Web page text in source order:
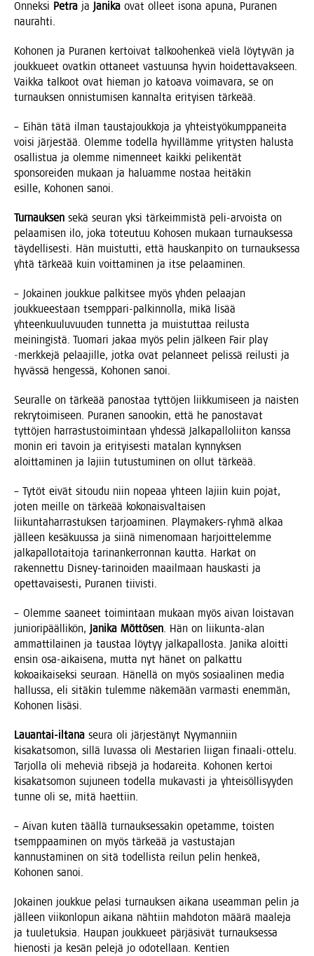
Onnek­si Pet­ra ja Jani­ka ovat olleet iso­na apu­na, Pura­nen
naurahti.
Koho­nen ja Pura­nen ker­toi­vat tal­koo­hen­keä vie­lä löy­ty­vän ja
jouk­ku­eet ovat­kin otta­neet vas­tuun­sa hyvin hoi­det­ta­vak­seen.
Vaik­ka tal­koot ovat hie­man jo katoa­va voi­ma­va­ra, se on
tur­nauk­sen onnis­tu­mi­sen kan­nal­ta eri­tyi­sen tärkeää.
– Eihän tätä ilman taus­ta­jouk­ko­ja ja yhteis­työ­kump­pa­nei­ta
voi­si jär­jes­tää. Olem­me todel­la hyvil­läm­me yri­tys­ten halus­ta
osal­lis­tua ja olem­me nimen­neet kaik­ki peli­ken­tät
spon­so­rei­den mukaan ja haluam­me nos­taa hei­tä­kin
esil­le, Koho­nen sanoi.
Tur­nauk­sen sekä seu­ran yksi tär­keim­mis­tä peli-arvois­ta on
pelaa­mi­sen ilo, joka toteu­tuu Koho­sen mukaan tur­nauk­ses­sa
täy­del­li­ses­ti. Hän muis­tut­ti, että haus­kan­pi­to on tur­nauk­ses­sa
yhtä tär­ke­ää kuin voit­ta­mi­nen ja itse pelaaminen.
– Jokai­nen jouk­kue pal­kit­see myös yhden pelaa­jan
jouk­ku­ees­taan tsemp­pa­ri-pal­kin­nol­la, mikä lisää
yhteen­kuu­lu­vuu­den tun­net­ta ja muis­tut­taa rei­lus­ta
mei­nin­gis­tä. Tuo­ma­ri jakaa myös pelin jäl­keen Fair play
‑merk­ke­jä pelaa­jil­le, jot­ka ovat pelan­neet pelis­sä rei­lus­ti ja
hyväs­sä hen­ges­sä, Koho­nen sanoi.
Seu­ral­le on tär­ke­ää panos­taa tyt­tö­jen liik­ku­mi­seen ja nais­ten
rek­ry­toi­mi­seen. Pura­nen sanoo­kin, että he panos­ta­vat
tyt­tö­jen har­ras­tus­toi­min­taan yhdes­sä Jal­ka­pal­lo­lii­ton kans­sa
monin eri tavoin ja eri­tyi­ses­ti mata­lan kyn­nyk­sen
aloit­ta­mi­nen ja lajiin tutus­tu­mi­nen on ollut tärkeää.
– Tytöt eivät sitou­du niin nope­aa yhteen lajiin kuin pojat,
joten meil­le on tär­ke­ää koko­nais­val­tai­sen
lii­kun­ta­har­ras­tuk­sen tar­joa­mi­nen. Play­ma­kers-ryh­mä alkaa
jäl­leen kesä­kuus­sa ja sii­nä nime­no­maan har­joit­te­lem­me
jal­ka­pal­lo­tai­to­ja tari­nan­ker­ron­nan kaut­ta. Har­kat on
raken­net­tu Dis­ney-tari­noi­den maa­il­maan haus­kas­ti ja
opet­ta­vai­ses­ti, Pura­nen tiivisti.
– Olem­me saa­neet toi­min­taan mukaan myös aivan lois­ta­van
junio­ri­pääl­li­kön, Jani­ka Möt­tö­sen. Hän on lii­kun­ta-alan
ammat­ti­lai­nen ja taus­taa löy­tyy jal­ka­pal­los­ta. Jani­ka aloit­ti
ensin osa-aikai­se­na, mut­ta nyt hänet on pal­kat­tu
kokoai­kai­sek­si seu­raan. Hänel­lä on myös sosi­aa­li­nen media
hal­lus­sa, eli sitä­kin tulem­me näke­mään var­mas­ti enem­män,
Koho­nen lisäsi.
Lau­an­tai-ilta­na seu­ra oli jär­jes­tä­nyt Nyy­man­niin
kisa­kat­so­mon, sil­lä luvas­sa oli Mes­ta­rien lii­gan finaa­li-otte­lu.
Tar­jol­la oli mehe­viä rib­se­jä ja hoda­rei­ta. Koho­nen ker­toi
kisa­kat­so­mon suju­neen todel­la muka­vas­ti ja yhtei­söl­li­syy­den
tun­ne oli se, mitä haettiin.
– Aivan kuten tääl­lä tur­nauk­ses­sa­kin ope­tam­me, tois­ten
tsemp­paa­mi­nen on myös tär­ke­ää ja vas­tus­ta­jan
kan­nus­ta­mi­nen on sitä todel­lis­ta rei­lun pelin hen­keä,
Koho­nen sanoi.
Jokai­nen jouk­kue pela­si tur­nauk­sen aika­na useam­man pelin ja
jäl­leen vii­kon­lo­pun aika­na näh­tiin mah­do­ton mää­rä maa­le­ja
ja tuu­le­tuk­sia. Hau­pan jouk­ku­eet pär­jä­si­vät tur­nauk­ses­sa
hie­nos­ti ja kesän pele­jä jo odo­tel­laan. Ken­tien